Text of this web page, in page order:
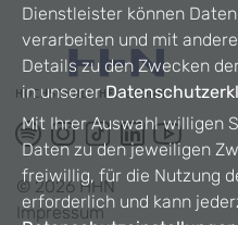
© 2026HHN
Impressum
Dienstleister können
verarbeiten und mit
Details zu den Zwecken
in unserer
Mit Ihrer Auswahl willigen
Daten zu den jeweiligen
freiwillig, für die Nutzung
erforderlich und kann